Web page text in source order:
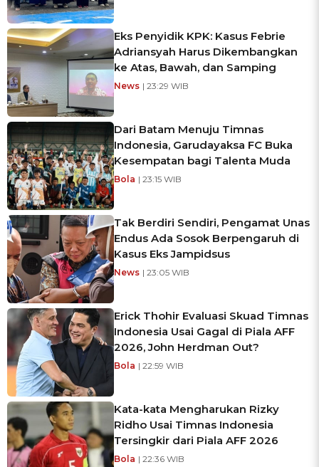
Eks Penyidik KPK: Kasus Febrie
Adriansyah Harus Dikembangkan
ke Atas, Bawah, dan Samping
News | 23:29 WIB
Dari Batam Menuju Timnas
Indonesia, Garudayaksa FC Buka
Kesempatan bagi Talenta Muda
Bola | 23:15 WIB
Tak Berdiri Sendiri, Pengamat Unas
Endus Ada Sosok Berpengaruh di
Kasus Eks Jampidsus
News | 23:05 WIB
Erick Thohir Evaluasi Skuad Timnas
Indonesia Usai Gagal di Piala AFF
2026, John Herdman Out?
Bola | 22:59 WIB
Kata-kata Mengharukan Rizky
Ridho Usai Timnas Indonesia
Tersingkir dari Piala AFF 2026
Bola | 22:36 WIB